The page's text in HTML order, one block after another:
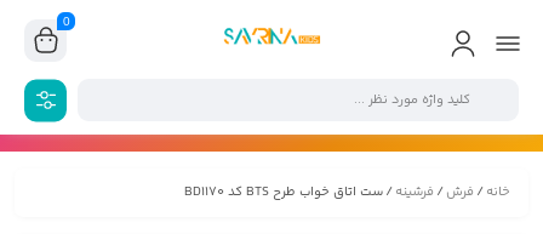
0
خانه/ فرش/ فرشینه/ ست اتاق خواب طرح BTS کد BD1170